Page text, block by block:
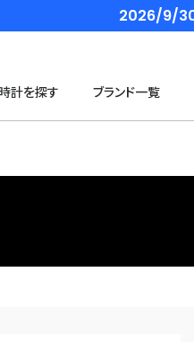
2026/9/30
計を探す ブランド一覧